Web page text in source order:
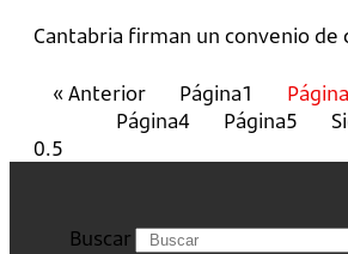
Cantabria firman un convenio de
« Anterior Página1 Página
Página4 Página5
Buscar